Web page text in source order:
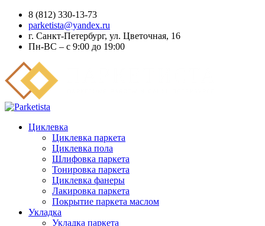
8 (812) 330-13-73
parketista@yandex.ru
г. Санкт-Петербург, ул. Цветочная, 16
Пн-ВС – с 9:00 до 19:00
Циклевка
Циклевка паркета
Циклевка пола
Шлифовка паркета
Тонировка паркета
Циклевка фанеры
Лакировка паркета
Покрытие паркета маслом
Укладка
Укладка паркета